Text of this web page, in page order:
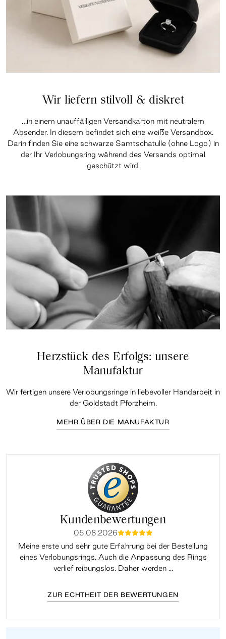
Wir liefern stilvoll & diskret
…in einem unauffälligen Versandkarton mit neutralem
Absender. In diesem befindet sich eine weiße Versandbox.
Darin finden Sie eine schwarze Samtschatulle (ohne Logo) in
der Ihr Verlobungsring während des Versands optimal
geschützt wird.
Herzstück des Erfolgs: unsere
Manufaktur
Wir fertigen unsere Verlobungsringe in liebevoller Handarbeit in
der Goldstadt Pforzheim.
MEHR ÜBER DIE MANUFAKTUR
Kundenbewertungen
05.08.2026mmmmm
Meine erste und sehr gute Erfahrung bei der Bestellung
eines Verlobungsrings. Auch die Anpassung des Rings
verlief reibungslos. Daher werden ...
ZUR ECHTHEIT DER BEWERTUNGEN